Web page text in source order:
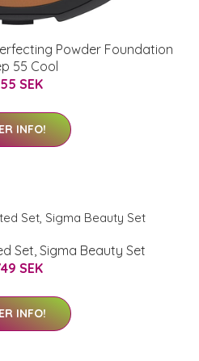
Powder Foundation
55 Cool
SEK
INFO!
Set, Sigma Beauty Set
SEK
INFO!